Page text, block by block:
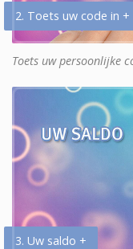
2. Toets uw code in +
Toets uw persoonlijke
3. Uw saldo +